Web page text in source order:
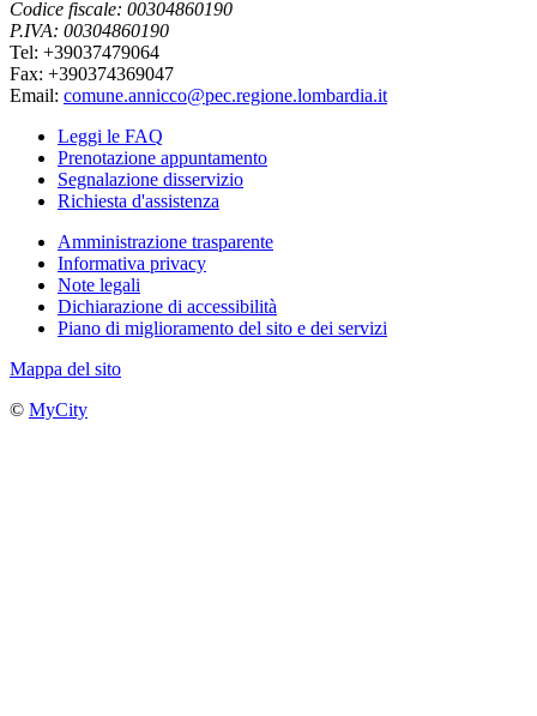
Codice fiscale: 00304860190
P.IVA: 00304860190
Tel: +39037479064
Fax: +390374369047
Email: comune.annicco@pec.regione.lombardia.it
Leggi le FAQ
Prenotazione appuntamento
Segnalazione disservizio
Richiesta d'assistenza
Amministrazione trasparente
Informativa privacy
Note legali
Dichiarazione di accessibilità
Piano di miglioramento del sito e dei servizi
Mappa del sito
© MyCity